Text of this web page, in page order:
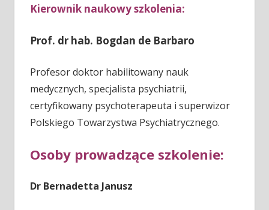
Kierownik naukowy szkolenia:
Prof. dr hab. Bogdan de Barbaro
Profesor doktor habilitowany nauk
medycznych, specjalista psychiatrii,
certyfikowany psychoterapeuta i superwizor
Polskiego Towarzystwa Psychiatrycznego.
Osoby prowadzące szkolenie:
Dr Bernadetta Janusz